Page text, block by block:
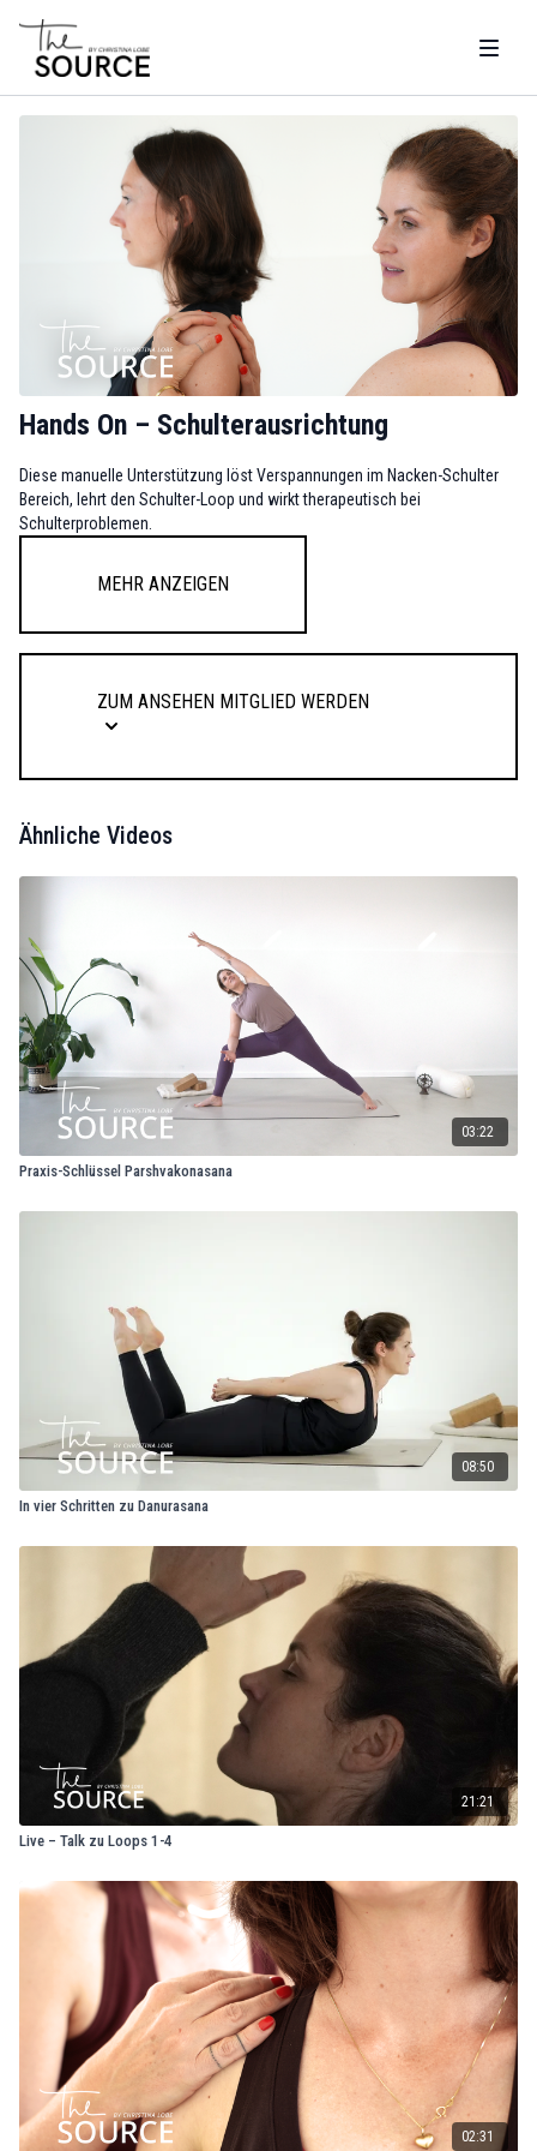
Hands On – Schulterausrichtung
Diese manuelle Unterstützung löst Verspannungen im Nacken-Schulter
Bereich, lehrt den Schulter-Loop und wirkt therapeutisch bei
Schulterproblemen.
Mehr anzeigen
Zum Ansehen Mitglied werden
Ähnliche Videos
03:22
Praxis-Schlüssel Parshvakonasana
08:50
In vier Schritten zu Danurasana
21:21
Live – Talk zu Loops 1-4
02:31